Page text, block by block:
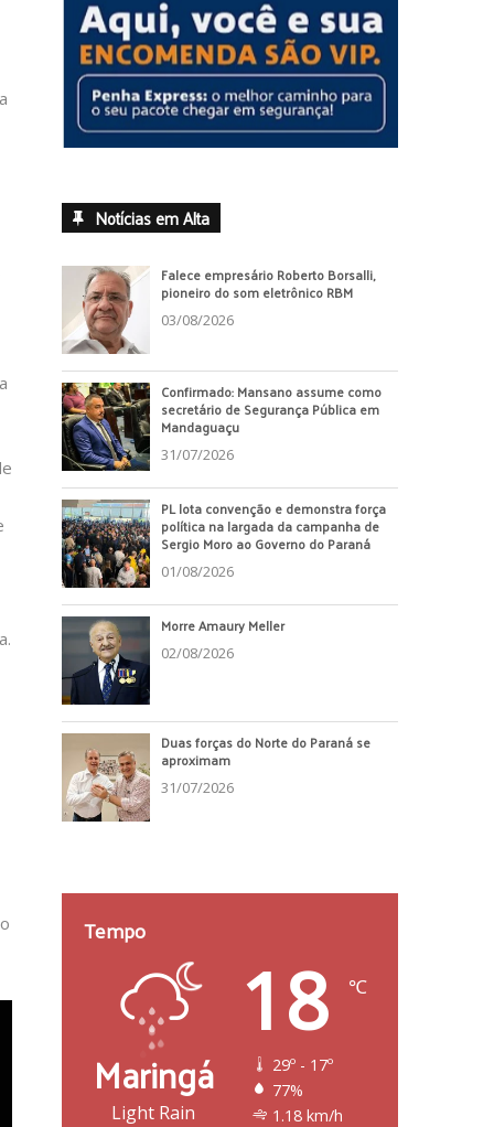
Notícias em Alta
Falece empresário Roberto Borsalli,
pioneiro do som eletrônico RBM
03/08/2026
Confirmado: Mansano assume como
secretário de Segurança Pública em
Mandaguaçu
31/07/2026
PL lota convenção e demonstra força
política na largada da campanha de
Sergio Moro ao Governo do Paraná
01/08/2026
Morre Amaury Meller
02/08/2026
Duas forças do Norte do Paraná se
aproximam
31/07/2026
Tempo
Maringá
Light Rain
18 ℃
29º - 17º
77%
1.18 km/h